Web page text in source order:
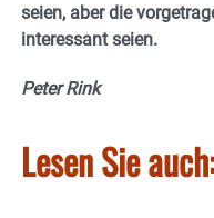
seien, aber die
interessant seien.
Peter Rink
Lesen Sie auch: